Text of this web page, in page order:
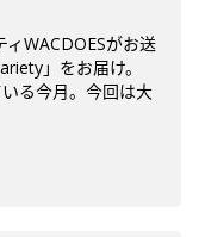
ィWACDOESがお送
」をお届け。
る今月。今回は大